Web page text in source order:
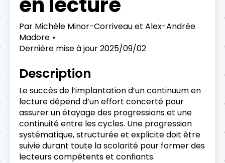
Par Michèle Minor-Corriveau et Alex-Andrée
Madore
Dernière mise à jour2025/09/02
Description
Le succès de l’implantation d’un continuum en
lecture dépend d’un effort concerté pour
assurer un étayage des progressions et une
continuité entre les cycles. Une progression
systématique, structurée et explicite doit être
suivie durant toute la scolarité pour former des
lecteurs compétents et confiants.